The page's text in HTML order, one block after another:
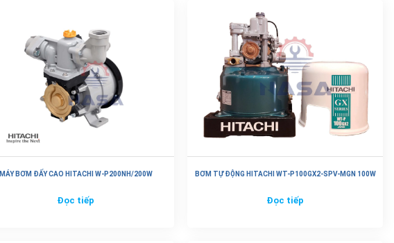
MÁY BƠM ĐẤY CAO HITACHI W-P200NH/200W
Đọc tiếp
BƠM TỰ ĐỘNG HITACHI WT-P100GX2-SPV-MGN 100W
Đọc tiếp